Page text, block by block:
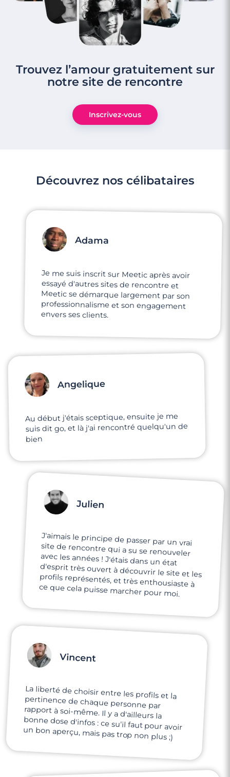
Trouvez l’amour gratuitement sur
notre site de rencontre
Inscrivez-vous
Découvrez nos célibataires
Adama
Je me suis inscrit sur Meetic après avoir
essayé d'autres sites de rencontre et
Meetic se démarque largement par son
professionnalisme et son engagement
envers ses clients.
Angelique
Au début j'étais sceptique, ensuite je me
suis dit go, et là j'ai rencontré quelqu'un de
bien
Julien
J'aimais le principe de passer par un vrai
site de rencontre qui a su se renouveler
avec les années ! J'étais dans un état
d'esprit très ouvert à découvrir le site et les
profils représentés, et très enthousiaste à
ce que cela puisse marcher pour moi.
Vincent
La liberté de choisir entre les profils et la
pertinence de chaque personne par
rapport à soi-même. Il y a d'ailleurs la
bonne dose d'infos : ce su'il faut pour avoir
un bon aperçu, mais pas trop non plus ;)